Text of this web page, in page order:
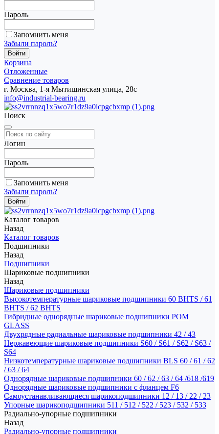
Пароль
Запомнить меня
Забыли пароль?
Корзина
Отложенные
Сравнение товаров
г. Москва, 1-я Мытищинская улица, 28с
info@industrial-bearing.ru
Поиск
Логин
Пароль
Запомнить меня
Забыли пароль?
Каталог товаров
Назад
Каталог товаров
Подшипники
Назад
Подшипники
Шариковые подшипники
Назад
Шариковые подшипники
Высокотемпературные шариковые подшипники 60 BHTS / 61
BHTS / 62 BHTS
Гибридные однорядные шариковые подшипники POM
GLASS
Двухрядные радиальные шариковые подшипники 42 / 43
Нержавеющие шариковые подшипники S60 / S61 / S62 / S63 /
S64
Низкотемпературные шариковые подшипники BLS 60 / 61 / 62
/ 63 / 64
Однорядные шариковые подшипники 60 / 62 / 63 / 64 /618 /619
Однорядные шариковые подшипники с фланцем F6
Самоустанавливающиеся шарикоподшипники 12 / 13 / 22 / 23
Упорные шарикоподшипники 511 / 512 / 522 / 523 / 532 / 533
Радиально-упорные подшипники
Назад
Радиально-упорные подшипники